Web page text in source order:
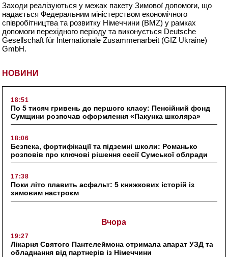
НОВИНИ
18:51
По 5 тисяч гривень до першого класу: Пенсійний фонд
Сумщини розпочав оформлення «Пакунка школяра»
18:06
Безпека, фортифікації та підземні школи: Романько
розповів про ключові рішення сесії Сумської облради
17:38
Поки літо плавить асфальт: 5 книжкових історій із
зимовим настроєм
Вчора
19:27
Лікарня Святого Пантелеймона отримала апарат УЗД та
обладнання від партнерів із Німеччини
Заходи реалізуються у межах пакету Зимової допомоги, що
надається Федеральним міністерством економічного
співробітництва та розвитку Німеччини (BMZ) у рамках
допомоги перехідного періоду та виконується Deutsche
Gesellschaft für Internationale Zusammenarbeit (GIZ Ukraine)
GmbH.